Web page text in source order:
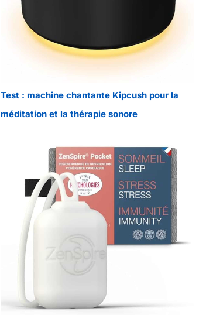
Test : machine chantante Kipcush pour la
méditation et la thérapie sonore